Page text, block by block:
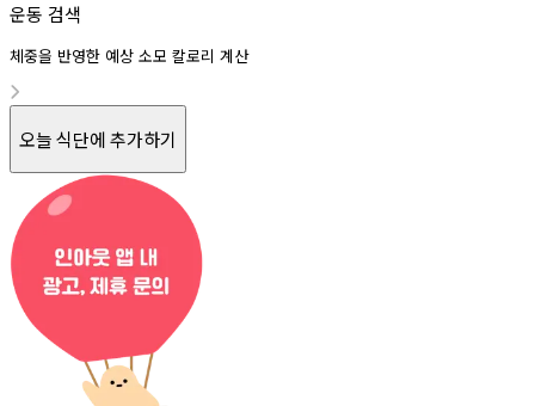
운동 검색
체중을 반영한 예상 소모 칼로리 계산
오늘 식단에 추가하기